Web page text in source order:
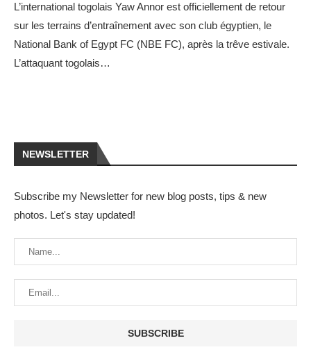
L’international togolais Yaw Annor est officiellement de retour
sur les terrains d’entraînement avec son club égyptien, le
National Bank of Egypt FC (NBE FC), après la trêve estivale.
L’attaquant togolais…
NEWSLETTER
Subscribe my Newsletter for new blog posts, tips & new
photos. Let's stay updated!